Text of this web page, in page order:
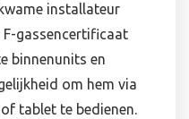
installateur
gassencertificaat
binnenunits en
om hem via
tablet te bedienen.